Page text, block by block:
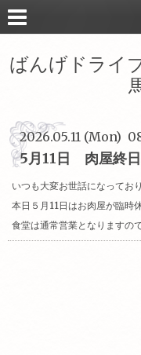
ばんげドラ
2026.05.11 (Mon)
5月11日 肉屋終
いつも大変お世話になっており
本日５月11日はお肉屋が臨時
食堂は通常営業となりますの